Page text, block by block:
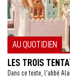
AU QUOTIDIEN
LES TROIS
Dans ce texte, l’abbé